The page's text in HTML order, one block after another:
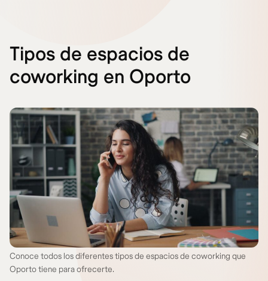
Tipos de espacios de
coworking en Oporto
Conoce todos los diferentes tipos de espacios de coworking que
Oporto tiene para ofrecerte.